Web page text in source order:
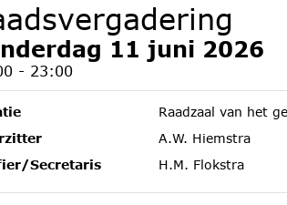
11 juni 2026
- 23:00
Raadzaal van het
A.W. Hiemstra
Secretaris
H.M. Flokstra